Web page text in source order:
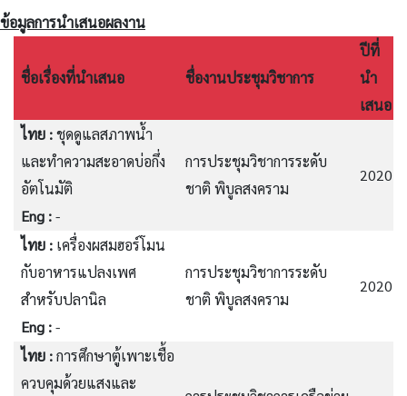
ข้อมูลการนำเสนอผลงาน
ชื่อเรื่องที่นำเสนอ ชื่องานประชุมวิชาการ
ปีที่
นำ
เสนอ
ไทย :ชุดดูแลสภาพน้ำ
และทำความสะอาดบ่อกึ่ง
อัตโนมัติ
Eng :-
การประชุมวิชาการระดับ
ชาติ พิบูลสงคราม
2020
ไทย : เครื่องผสมฮอร์โมน
กับอาหารแปลงเพศ
สำหรับปลานิล
Eng :-
การประชุมวิชาการระดับ
ชาติ พิบูลสงคราม
2020
ไทย :การศึกษาตู้เพาะเชื้อ
ควบคุมด้วยแสงและ